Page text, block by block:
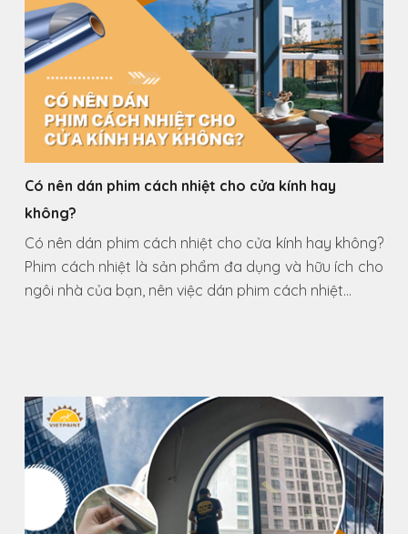
Có nên dán phim cách nhiệt cho cửa kính hay
không?
Có nên dán phim cách nhiệt cho cửa kính hay không?
Phim cách nhiệt là sản phẩm đa dụng và hữu ích cho
ngôi nhà của bạn, nên việc dán phim cách nhiệt…